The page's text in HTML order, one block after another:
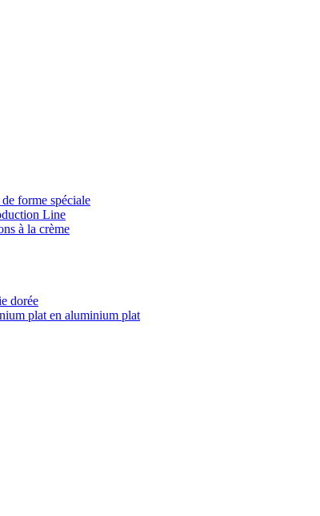
forme spéciale
Line
à la crème
dorée
plat en aluminium plat